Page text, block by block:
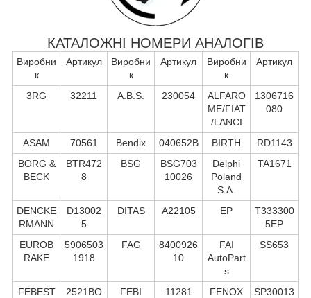
КАТАЛОЖНІ НОМЕРИ АНАЛОГІВ
Виробни
к
Артикул
Виробни
к
Артикул
Виробни
к
Артикул
3RG 32211 A.B.S. 230054
ALFARO
ME/FIAT
/LANCI
1306716
080
ASAM 70561 Bendix 040652B BIRTH
RD1143
BORG &
BECK
BTR472
8
BSG
BSG703
10026
Delphi
Poland
S.А.
TA1671
DENCKE
RMANN
D13002
5
DITAS A22105 EP
T333300
5EP
EUROB
RAKE
5906503
1918
FAG
8400926
10
FAI
AutoPart
s
SS653
FEBEST
2521BO
FEBI
11281 FENOX SP30013